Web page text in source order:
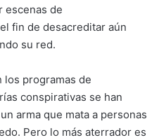
escenas de
fin de desacreditar aún
su red.
los programas de
conspirativas se han
arma que mata a personas
Pero lo más aterrador es